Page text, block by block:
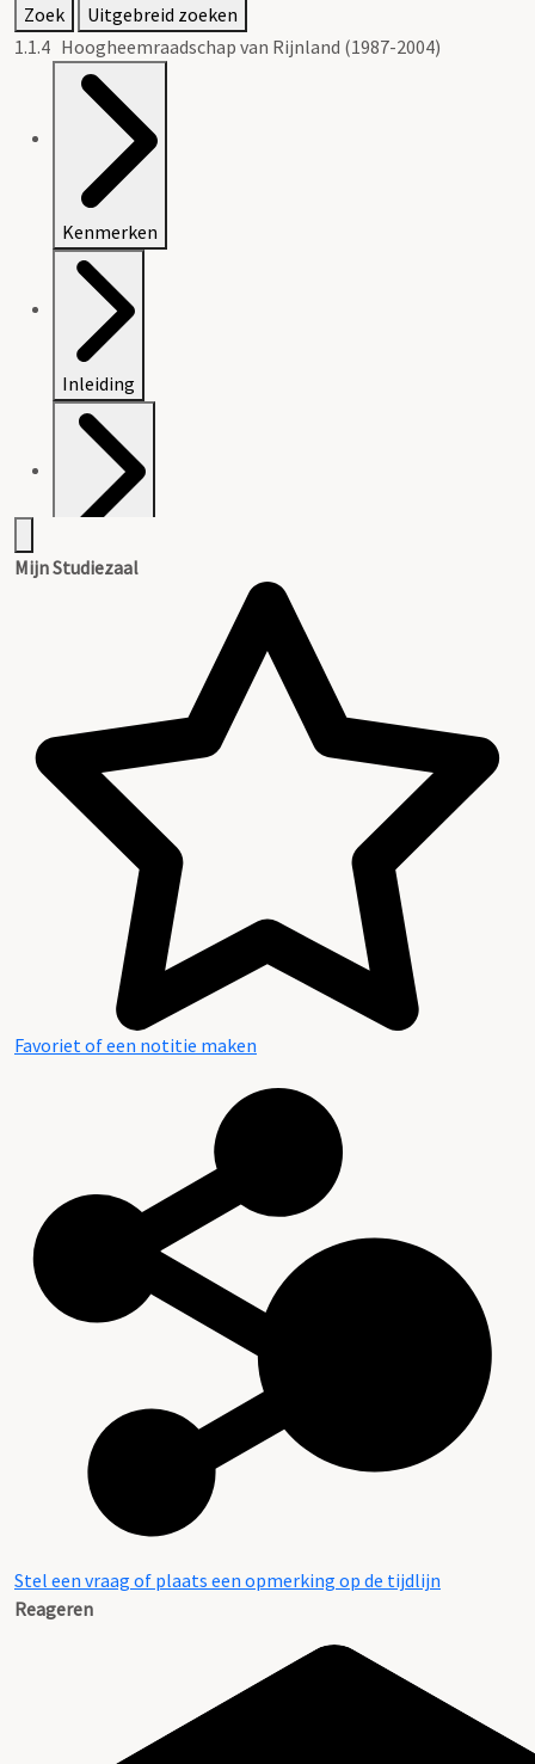
Zoek
Uitgebreid zoeken
1.1.4 Hoogheemraadschap van Rijnland (1987-2004)
Kenmerken
Inleiding
Mijn Studiezaal
Favoriet of een notitie maken
Stel een vraag of plaats een opmerking op de tijdlijn
Reageren